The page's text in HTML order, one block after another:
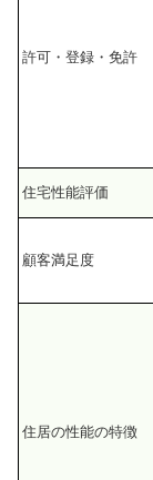
許可・登録・免許
住宅性能評価
顧客満足度
住居の性能の特徴